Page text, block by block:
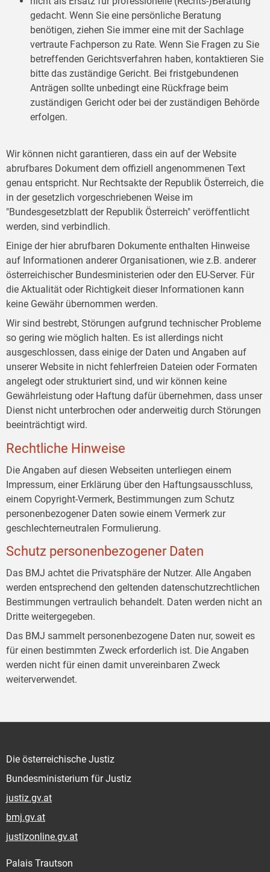
gedacht. Wenn Sie eine persönliche Beratung
benötigen, ziehen Sie immer eine mit der Sachlage
vertraute Fachperson zu Rate. Wenn Sie Fragen zu Sie
betreffenden Gerichtsverfahren haben, kontaktieren Sie
bitte das zuständige Gericht. Bei fristgebundenen
Anträgen sollte unbedingt eine Rückfrage beim
zuständigen Gericht oder bei der zuständigen Behörde
erfolgen.
Wir können nicht garantieren, dass ein auf der Website
abrufbares Dokument dem offiziell angenommenen Text
genau entspricht. Nur Rechtsakte der Republik Österreich, die
in der gesetzlich vorgeschriebenen Weise im
"Bundesgesetzblatt der Republik Österreich" veröffentlicht
werden, sind verbindlich.
Einige der hier abrufbaren Dokumente enthalten Hinweise
auf Informationen anderer Organisationen, wie z.B. anderer
österreichischer Bundesministerien oder den EU-Server. Für
die Aktualität oder Richtigkeit dieser Informationen kann
keine Gewähr übernommen werden.
Wir sind bestrebt, Störungen aufgrund technischer Probleme
so gering wie möglich halten. Es ist allerdings nicht
ausgeschlossen, dass einige der Daten und Angaben auf
unserer Website in nicht fehlerfreien Dateien oder Formaten
angelegt oder strukturiert sind, und wir können keine
Gewährleistung oder Haftung dafür übernehmen, dass unser
Dienst nicht unterbrochen oder anderweitig durch Störungen
beeinträchtigt wird.
Rechtliche Hinweise
Die Angaben auf diesen Webseiten unterliegen einem
Impressum, einer Erklärung über den Haftungsausschluss,
einem Copyright-Vermerk, Bestimmungen zum Schutz
personenbezogener Daten sowie einem Vermerk zur
geschlechterneutralen Formulierung.
Schutz personenbezogener Daten
Das BMJ achtet die Privatsphäre der Nutzer. Alle Angaben
werden entsprechend den geltenden datenschutzrechtlichen
Bestimmungen vertraulich behandelt. Daten werden nicht an
Dritte weitergegeben.
Das BMJ sammelt personenbezogene Daten nur, soweit es
für einen bestimmten Zweck erforderlich ist. Die Angaben
werden nicht für einen damit unvereinbaren Zweck
weiterverwendet.
Die österreichische Justiz
Bundesministerium für Justiz
justiz.gv.at
bmj.gv.at
justizonline.gv.at
Palais Trautson